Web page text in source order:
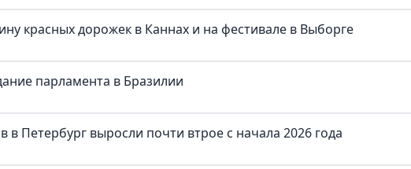
красных дорожек в Каннах и на фестивале в Выборге
парламента в Бразилии
Петербург выросли почти втрое с начала 2026 года